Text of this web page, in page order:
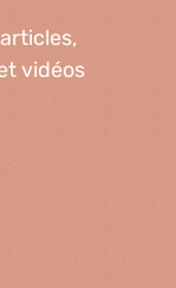
vidéos